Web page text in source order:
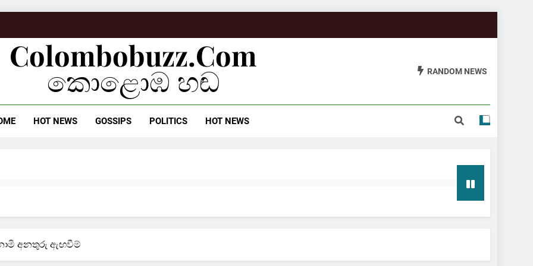
Colombobuzz.com
කොළොඹ හඬ RANDOM NEWS
HOT NEWS GOSSIPS POLITICS HOT NEWS
අනතුරු ඇඟවීම්